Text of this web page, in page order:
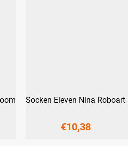
Socken Eleven Nina Roboart
€10,38